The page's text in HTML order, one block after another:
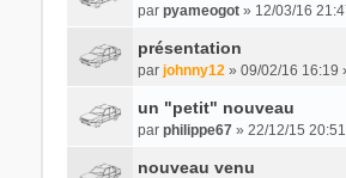
par pyameogot» 12/03/16
présentation
par johnny12» 09/02/16 16:19
un "petit" nouveau
par philippe67» 22/12/15
nouveau venu